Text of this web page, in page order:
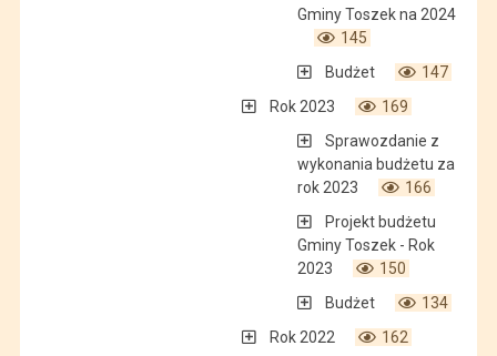
Gminy Toszek na 2024
145
Budżet
147
Rok 2023
169
Sprawozdanie z
wykonania budżetu za
rok 2023
166
Projekt budżetu
Gminy Toszek - Rok
2023
150
Budżet
134
Rok 2022
162